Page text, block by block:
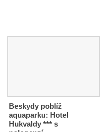
Beskydy poblíž
aquaparku: Hotel
Hukvaldy *** s